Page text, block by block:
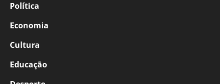
Política
Economia
Cultura
Educação